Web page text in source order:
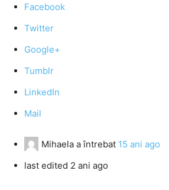
Facebook
Twitter
Google+
Tumblr
LinkedIn
Mail
Mihaela a întrebat 15 ani ago
last edited 2 ani ago